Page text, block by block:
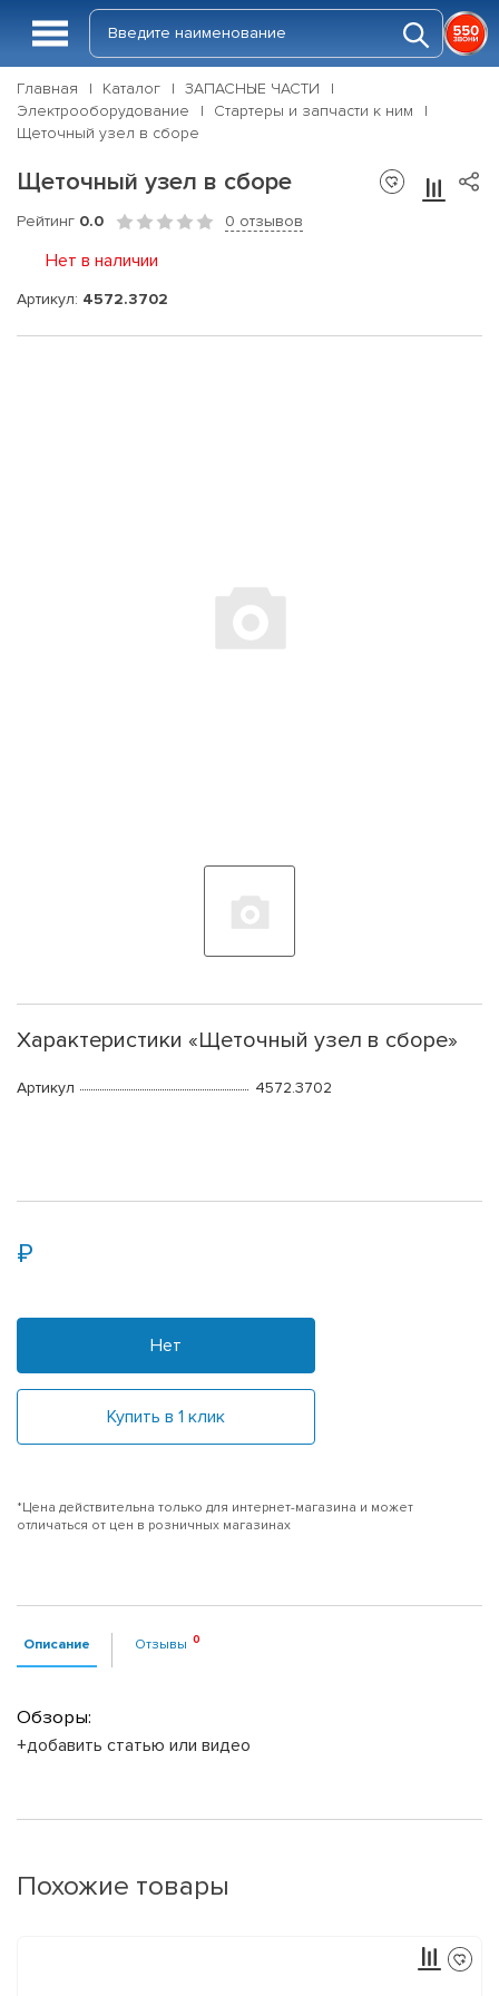
Главная Каталог
ЗАПАСНЫЕ ЧАСТИ
Электрооборудование
Стартеры и запчасти к ним
Щеточный узел в сборе
Щеточный узел в сборе
Рейтинг 0.0 0 отзывов
Нет в наличии
Артикул: 4572.3702
Характеристики «Щеточный узел в сборе»
Артикул 4572.3702
Нет
Купить в 1 клик
*Цена действительна только для интернет-магазина и может
отличаться от цен в розничных магазинах
Описание Отзывы
Обзоры:
+добавить статью или видео
Похожие товары